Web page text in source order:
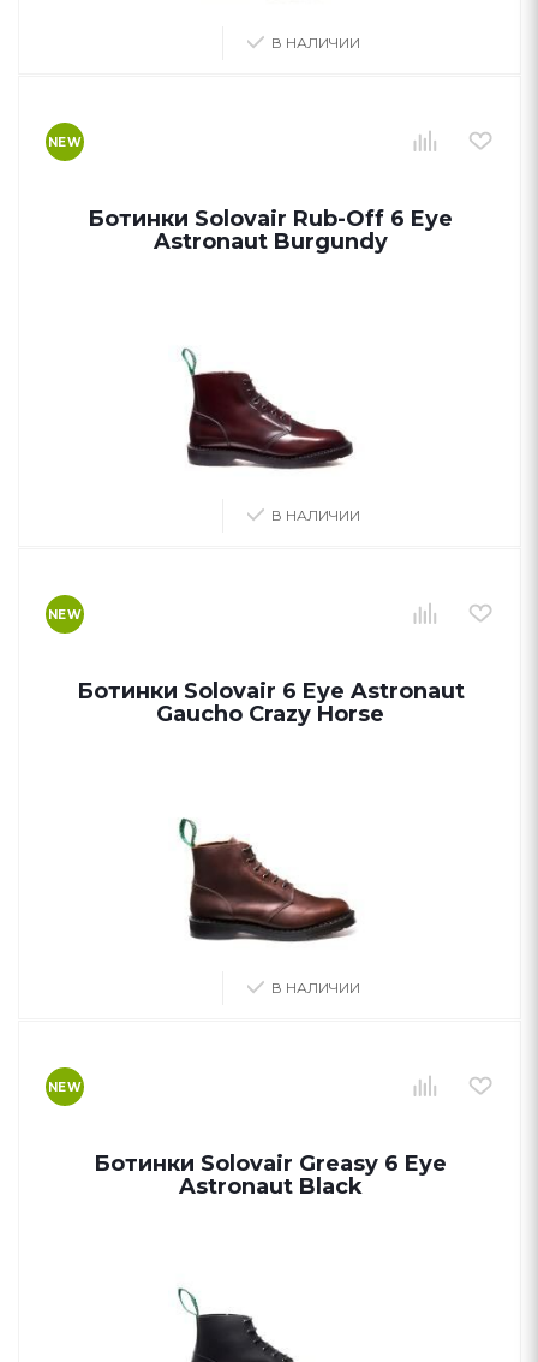
В НАЛИЧИИ
NEW
Ботинки Solovair Rub-Off 6 Eye
Astronaut Burgundy
В НАЛИЧИИ
NEW
Ботинки Solovair 6 Eye Astronaut
Gaucho Crazy Horse
В НАЛИЧИИ
NEW
Ботинки Solovair Greasy 6 Eye
Astronaut Black